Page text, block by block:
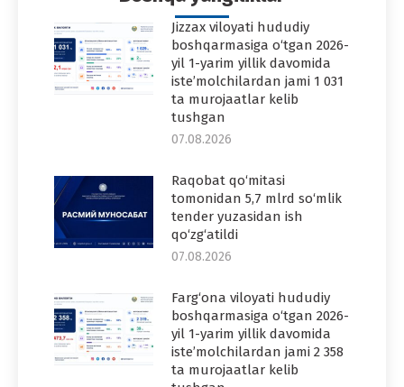
Jizzax viloyati hududiy
boshqarmasiga o‘tgan 2026-
yil 1-yarim yillik davomida
iste’molchilardan jami 1 031
ta murojaatlar kelib
tushgan
07.08.2026
Raqobat qo‘mitasi
tomonidan 5,7 mlrd so‘mlik
tender yuzasidan ish
qo‘zg‘atildi
07.08.2026
Farg‘ona viloyati hududiy
boshqarmasiga o‘tgan 2026-
yil 1-yarim yillik davomida
iste’molchilardan jami 2 358
ta murojaatlar kelib